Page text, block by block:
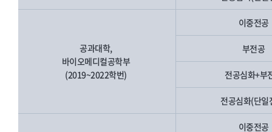
공과대학,
바이오메디컬공학부
(2019~2022학번)
이중전공
부전공
전공심화+부
전공심화(단
이중전공